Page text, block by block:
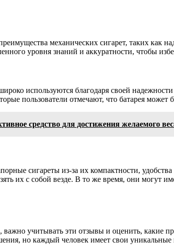
механических сигарет, таких как
уровня знаний и аккуратности, чтобы
используются благодаря своей
пользователи отмечают, что батарея
средство для достижения желаемого
сигареты из-за их компактности,
их с собой везде. В то же время, они могут
учитывать эти отзывы и оценить, какие
но каждый человек имеет свои уникальные